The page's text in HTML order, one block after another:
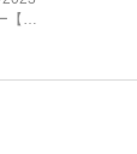
【公